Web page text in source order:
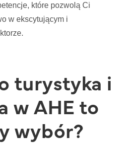
które pozwolą Ci
w ekscytującym i
turystyka i
w AHE to
wybór?